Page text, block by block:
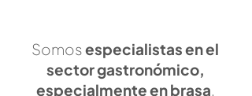
Somosespecialistas en el
sector gastronómico,
especialmente en brasa,